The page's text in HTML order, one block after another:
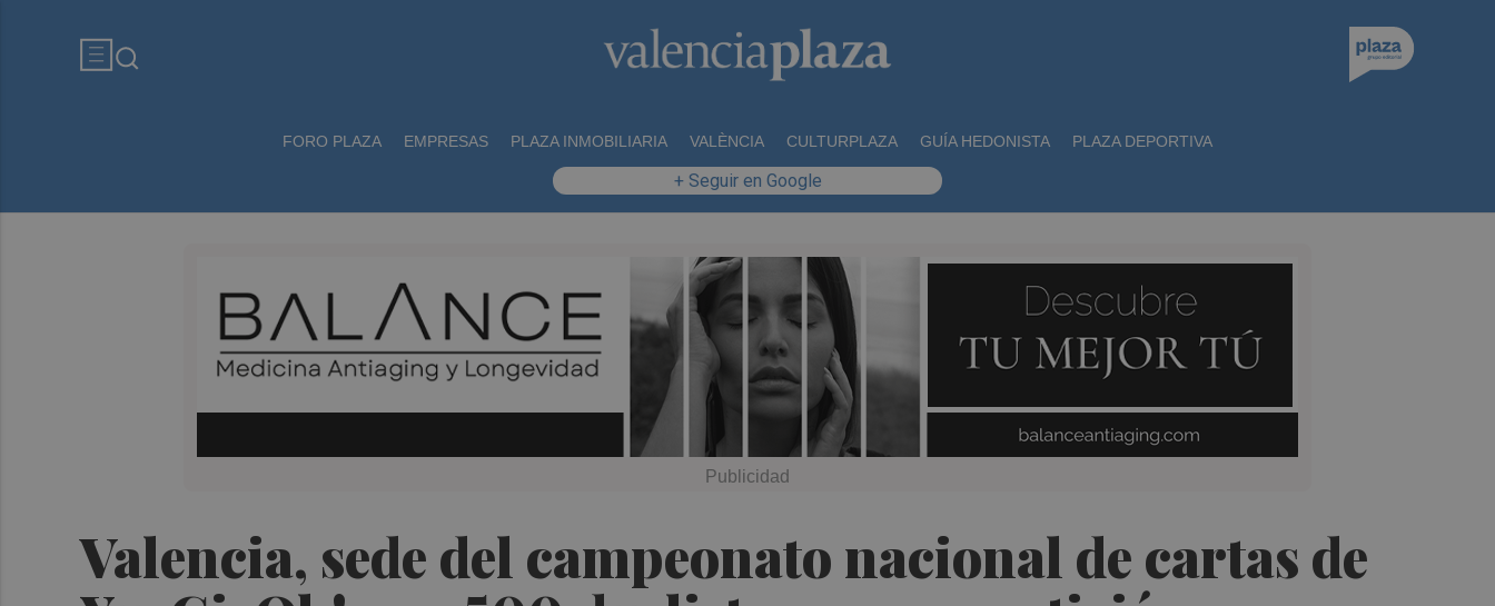
FORO PLAZA EMPRESAS PLAZA INMOBILIARIA VALÈNCIA CULTURPLAZA GUÍA HEDONISTA PLAZA DEPORTIVA
+ Seguir en Google
Valencia, sede del campeonato nacional de cartas de